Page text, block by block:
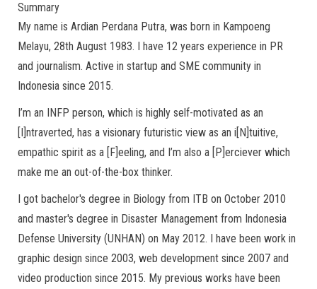
Summary
My name is Ardian Perdana Putra, was born in Kampoeng
Melayu, 28th August 1983. I have 12 years experience in PR
and journalism. Active in startup and SME community in
Indonesia since 2015.
I’m an INFP person, which is highly self-motivated as an
[I]ntraverted, has a visionary futuristic view as an i[N]tuitive,
empathic spirit as a [F]eeling, and I’m also a [P]erciever which
make me an out-of-the-box thinker.
I got bachelor's degree in Biology from ITB on October 2010
and master's degree in Disaster Management from Indonesia
Defense University (UNHAN) on May 2012. I have been work in
graphic design since 2003, web development since 2007 and
video production since 2015. My previous works have been